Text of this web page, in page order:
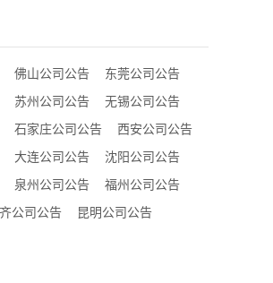
佛山公司公告
东莞公司公告
苏州公司公告
无锡公司公告
石家庄公司公告
西安公司公告
大连公司公告
沈阳公司公告
泉州公司公告
福州公司公告
公司公告
昆明公司公告